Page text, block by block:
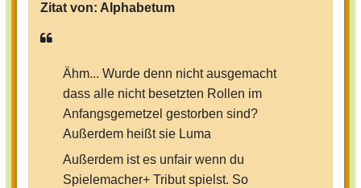
Zitat von: Alphabetum
Ähm... Wurde denn nicht ausgemacht
dass alle nicht besetzten Rollen im
Anfangsgemetzel gestorben sind?
Außerdem heißt sie Luma
Außerdem ist es unfair wenn du
Spielemacher+ Tribut spielst. So